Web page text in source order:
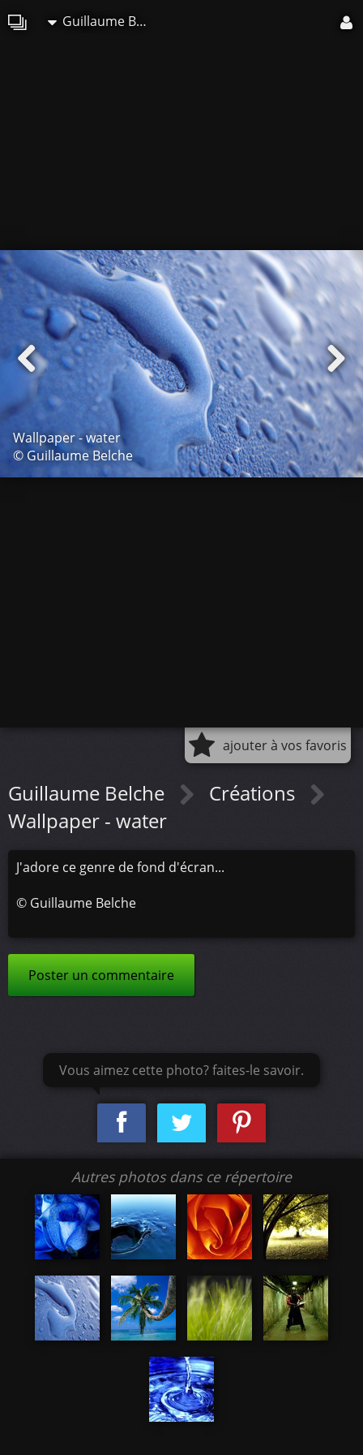
Guillaume Belche
Wallpaper - water
© Guillaume Belche
ajouter à vos favoris
Guillaume Belche
Créations
Wallpaper - water
J'adore ce genre de fond d'écran...
© Guillaume Belche
Poster un commentaire
Vous aimez cette photo? faites-le savoir.
Autres photos dans ce répertoire